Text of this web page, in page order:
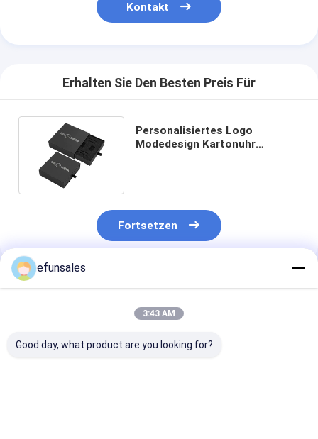
Kontakt
Erhalten Sie Den Besten Preis Für
Personalisiertes Logo
Modedesign Kartonuhr
Fortsetzen
Empfohlene Produkte
efunsales
3:43 AM
Good day, what product are you looking for?